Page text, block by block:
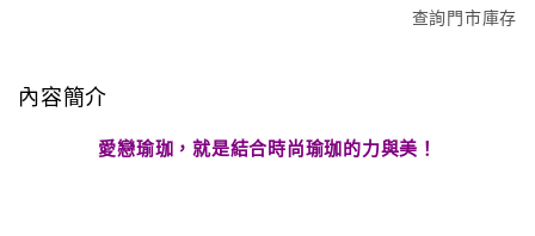
查詢門市庫存
內容簡介
愛戀瑜珈，就是結合時尚瑜珈的力與美！